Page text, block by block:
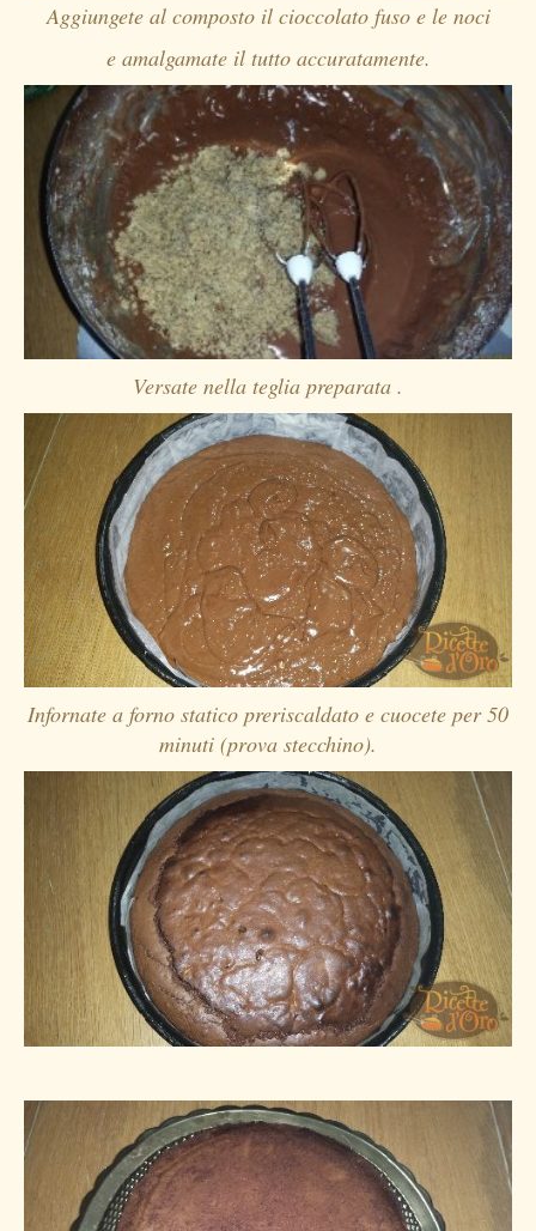
Aggiungete al composto il cioccolato fuso e le noci
e amalgamate il tutto accuratamente.
Versate nella teglia preparata .
Infornate a forno statico preriscaldato e cuocete per 50
minuti (prova stecchino).